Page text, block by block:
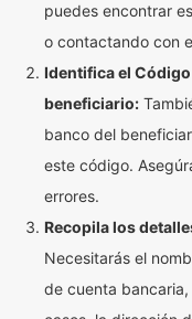
puedes encontrar
o contactando con
Identifica el Código
beneficiario:
banco del
este código.
errores.
Recopila los
Necesitarás el
de cuenta